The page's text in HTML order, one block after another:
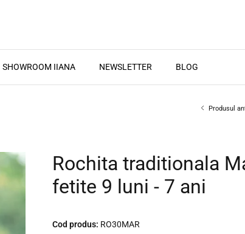
SHOWROOM IIANA NEWSLETTER BLOG
Produsul
Rochita traditionala
fetite 9 luni - 7 ani
Cod produs: RO30MAR